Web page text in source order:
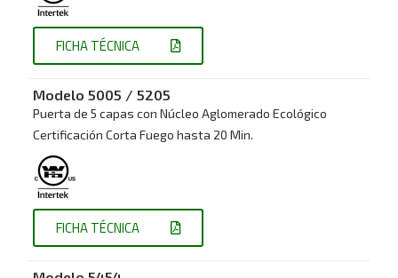
FICHA TÉCNICA
Modelo 5005 / 5205
Puerta de 5 capas con Núcleo Aglomerado Ecológico
Certificación Corta Fuego hasta 20 Min.
FICHA TÉCNICA